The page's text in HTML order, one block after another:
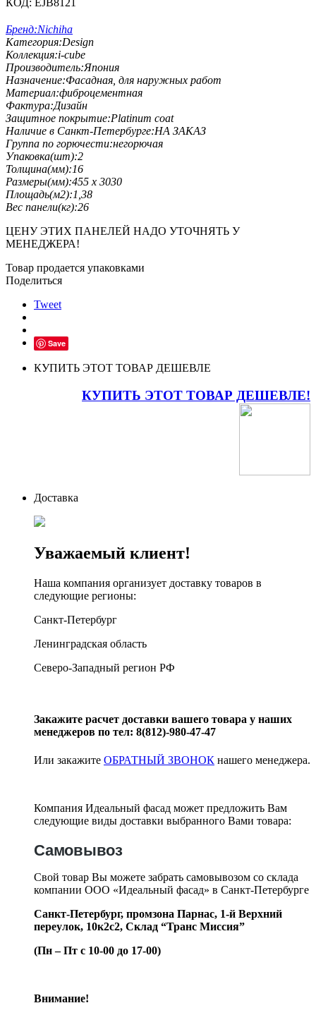
Бренд:Nichiha
Категория:Design
Коллекция:i-cube
Производитель:Япония
Назначение:Фасадная, для наружных работ
Материал:фиброцементная
Фактура:Дизайн
Защитное покрытие:Platinum coat
Наличие в Санкт-Петербурге:НА ЗАКАЗ
Группа по горючести:негорючая
Упаковка(шт):2
Толщина(мм):16
Размеры(мм):455 х 3030
Площадь(м2):1,38
Вес панели(кг):26
ЦЕНУ ЭТИХ ПАНЕЛЕЙ НАДО УТОЧНЯТЬ У
МЕНЕДЖЕРА!
Товар продается упаковками
Поделиться
Tweet
Save
КУПИТЬ ЭТОТ ТОВАР ДЕШЕВЛЕ
КУПИТЬ ЭТОТ ТОВАР ДЕШЕВЛЕ!
Доставка
Уважаемый клиент!
Наша компания организует доставку товаров в
следующие регионы:
Санкт-Петербург
Ленинградская область
Северо-Западный регион РФ
Закажите расчет доставки вашего товара у наших
менеджеров по тел: 8(812)-980-47-47
Или закажите ОБРАТНЫЙ ЗВОНОК нашего менеджера.
Компания Идеальный фасад может предложить Вам
следующие виды доставки выбранного Вами товара:
Самовывоз
Свой товар Вы можете забрать самовывозом со склада
компании ООО «Идеальный фасад» в Санкт-Петербурге
Санкт-Петербург, промзона Парнас, 1-й Верхний
переулок, 10к2с2, Склад “Транс Миссия”
(Пн – Пт с 10-00 до 17-00)
Внимание!